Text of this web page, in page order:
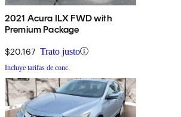
2021 Acura ILX FWD with
Premium Package
$20,167 Trato justo
Incluye tarifas de conc.